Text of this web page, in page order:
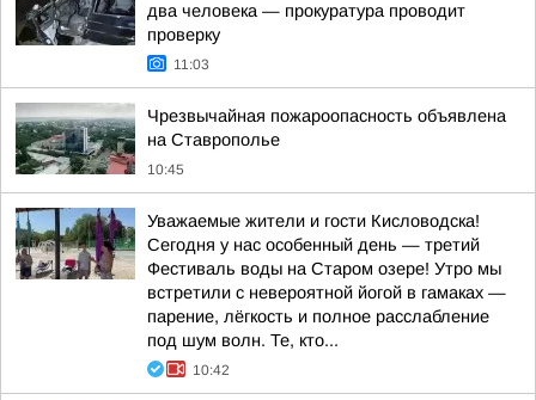
два человека — прокуратура проводит
проверку
11:03
Чрезвычайная пожароопасность объявлена
на Ставрополье
10:45
Уважаемые жители и гости Кисловодска!
Сегодня у нас особенный день — третий
Фестиваль воды на Старом озере! Утро мы
встретили с невероятной йогой в гамаках —
парение, лёгкость и полное расслабление
под шум волн. Те, кто...
10:42